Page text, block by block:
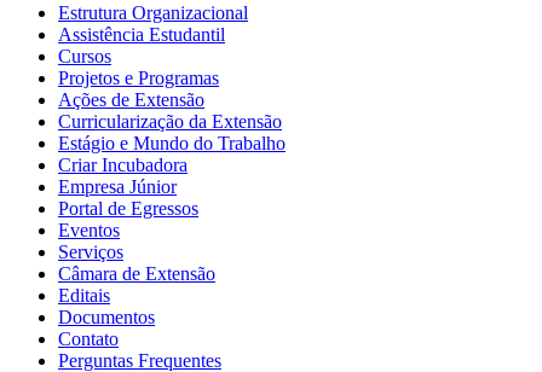
Estrutura Organizacional
Assistência Estudantil
Cursos
Projetos e Programas
Ações de Extensão
Curricularização da Extensão
Estágio e Mundo do Trabalho
Criar Incubadora
Empresa Júnior
Portal de Egressos
Eventos
Serviços
Câmara de Extensão
Editais
Documentos
Contato
Perguntas Frequentes